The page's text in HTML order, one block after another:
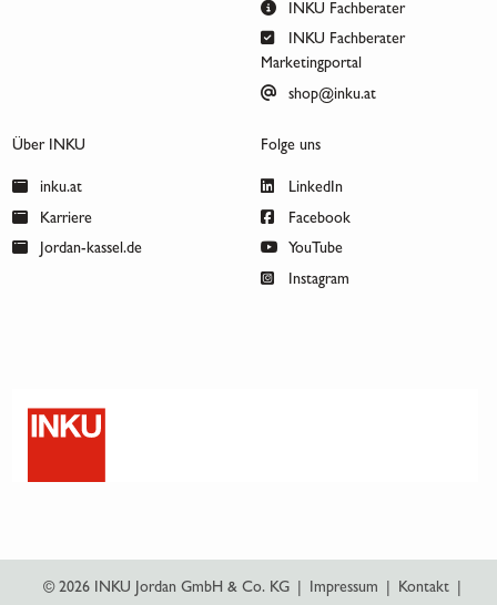
INKU Fachberater
INKU Fachberater
Marketingportal
shop@inku.at
Über INKU
inku.at
Karriere
Jordan-kassel.de
Folge uns
LinkedIn
Facebook
YouTube
Instagram
© 2026 INKU Jordan GmbH & Co. KG Impressum Kontakt